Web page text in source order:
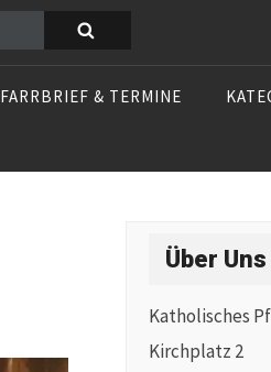
& TERMINE
Über Uns
Katholisches
Kirchplatz 2